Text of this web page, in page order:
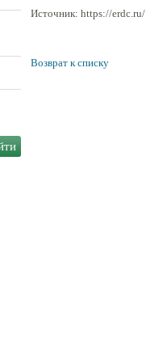
Источник: https://erdc.ru/
Возврат к списку